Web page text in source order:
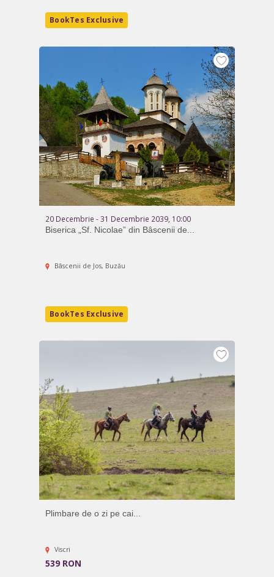
BookTes Exclusive
20 Decembrie - 31 Decembrie 2039, 10:00
Biserica „Sf. Nicolae” din Bâscenii de...
Bâscenii de Jos, Buzău
BookTes Exclusive
Plimbare de o zi pe cai...
Viscri
539 RON